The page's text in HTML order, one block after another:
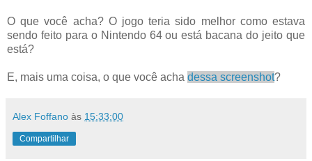
O que você acha? O jogo teria sido melhor como estava
sendo feito para o Nintendo 64 ou está bacana do jeito que
está?
E, mais uma coisa, o que você acha dessa screenshot?
Alex Foffano às 15:33:00
Compartilhar